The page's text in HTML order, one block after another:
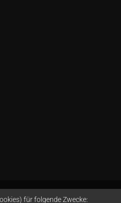
für folgende Zwecke: